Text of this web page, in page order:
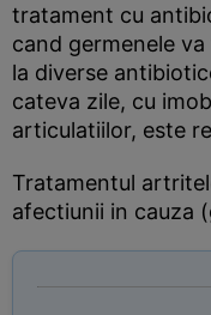
tratament cu
cand germenele
la diverse
cateva zile, cu
articulatiilor, este
Tratamentul
afectiunii in cauza